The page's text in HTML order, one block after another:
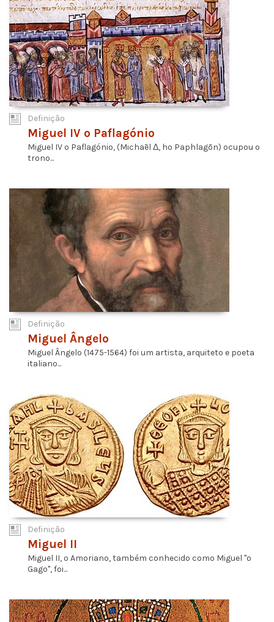
Definição
Miguel IV o Paflagónio
Miguel IV o Paflagónio, (Michaēl Δ, ho Paphlagōn) ocupou o
trono...
Definição
Miguel Ângelo
Miguel Ângelo (1475-1564) foi um artista, arquiteto e poeta
italiano...
Definição
Miguel II
Miguel II, o Amoriano, também conhecido como Miguel "o
Gago", foi...